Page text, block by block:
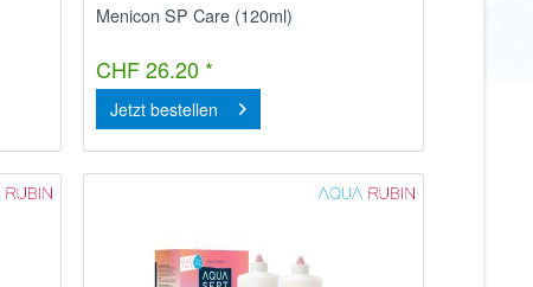
Menicon SP Care (120ml)
CHF 26.20 *
Jetzt bestellen